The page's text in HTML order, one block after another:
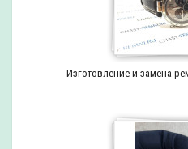
Изготовление и замена